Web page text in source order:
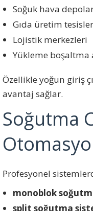
Soğuk hava
Gıda üretim
Lojistik merkezleri
Yükleme boşaltma
Özellikle yoğun giriş
avantaj sağlar.
Soğutma
Profesyonel
monoblok
split soğutma